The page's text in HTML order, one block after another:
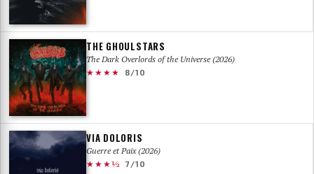
THE GHOULSTARS
The Dark Overlords of the Universe (2026)
★★★★
8/10
VIA DOLORIS
Guerre et Paix (2026)
★★★½
7/10